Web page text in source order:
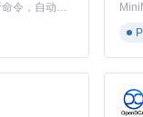
Claude Code 的开源替代方案。连接任意大模型，编辑代码，运行命令，自动验证 — 全自动执行。用 Rust 构建，极致性能。 ｜ An open-source alternative to Claude Code. Connect any LLM, edit code, run commands, and verify changes — autonomously. Built in Rust for speed. Get Started